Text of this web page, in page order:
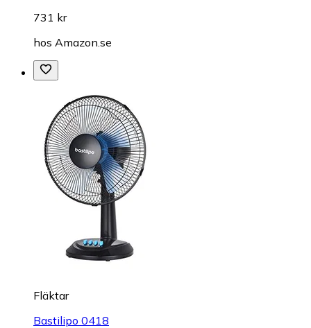
731 kr
hos Amazon.se
Fläktar
Bastilipo 0418